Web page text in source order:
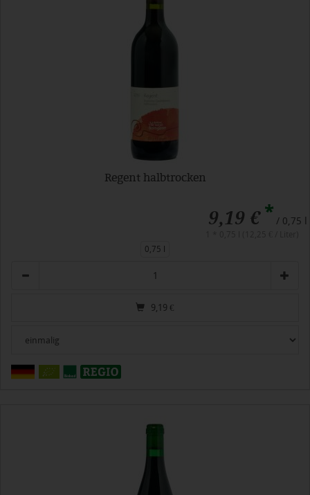
Regent halbtrocken
9,19 €* / 0,75 l
0,75 l
9,19 €